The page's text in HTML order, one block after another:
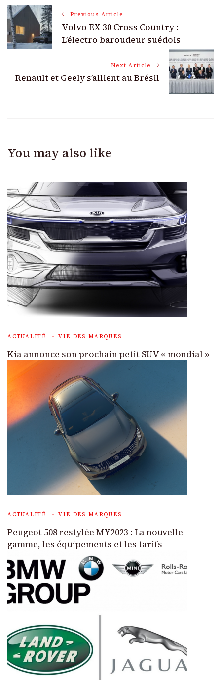
Post
Navigation
Previous Article
Volvo EX 30 Cross Country :
L’électro baroudeur suédois
Next Article
Renault et Geely s’allient au Brésil
You may also like
ACTUALITÉ VIE DES MARQUES
Kia annonce son prochain petit SUV « mondial »
ACTUALITÉ VIE DES MARQUES
Peugeot 508 restylée MY2023 : La nouvelle
gamme, les équipements et les tarifs